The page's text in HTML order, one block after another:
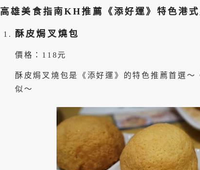
高雄美食指南KH推薦《添好運》特色港式
酥皮焗叉燒包
價格：118元
酥皮焗叉燒包是《添好運》的特色推薦首選～
似～